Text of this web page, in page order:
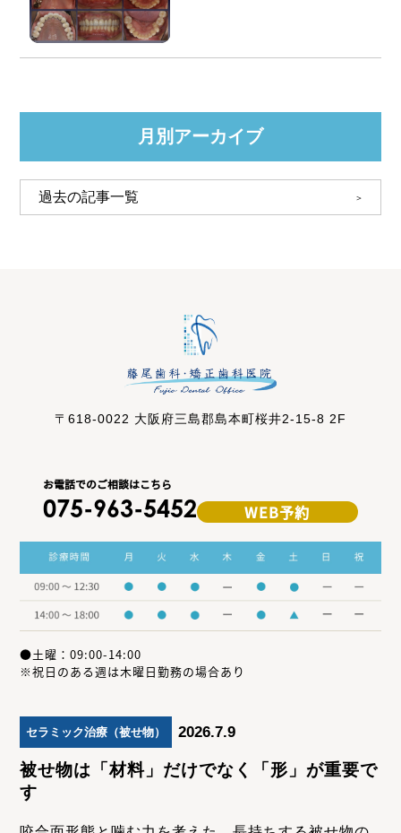
月別アーカイブ
〒618-0022 大阪府三島郡島本町桜井2-15-8 2F
お電話でのご相談はこちら
075-963-5452 WEB予約
●土曜：09:00-14:00
※祝日のある週は木曜日勤務の場合あり
セラミック治療（被せ物） 2026.7.9
被せ物は「材料」だけでなく「形」が重要で
す